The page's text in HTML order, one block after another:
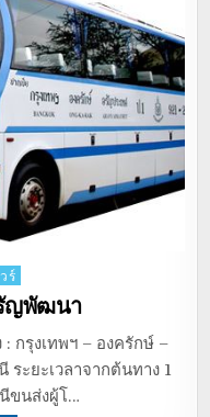
ร์
ญพัฒนา
กรุงเทพฯ – องครักษ์ –
ะยะเวลาจากต้นทาง 1
ขนส่งผู้โ…